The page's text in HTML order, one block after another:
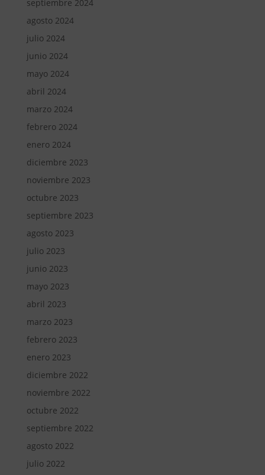
septiembre 2024
agosto 2024
julio 2024
junio 2024
mayo 2024
abril 2024
marzo 2024
febrero 2024
enero 2024
diciembre 2023
noviembre 2023
octubre 2023
septiembre 2023
agosto 2023
julio 2023
junio 2023
mayo 2023
abril 2023
marzo 2023
febrero 2023
enero 2023
diciembre 2022
noviembre 2022
octubre 2022
septiembre 2022
agosto 2022
julio 2022